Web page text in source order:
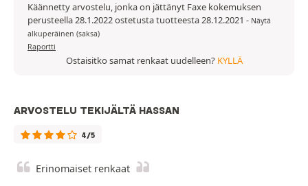
Käännetty arvostelu, jonka on jättänyt Faxe kokemuksen
perusteella 28.1.2022 ostetusta tuotteesta 28.12.2021 - Näytä
alkuperäinen (saksa)
Raportti
Ostaisitko samat renkaat uudelleen? KYLLÄ
ARVOSTELU TEKIJÄLTÄ HASSAN
4/5
Erinomaiset renkaat